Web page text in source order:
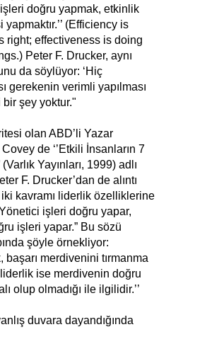
işleri doğru yapmak, etkinlik
(Efficiency is
right; effectiveness is doing
Peter F. Drucker, aynı
da söylüyor: ‘Hiç
gerekenin verimli yapılması
bir şey yoktur."
olan ABD’li Yazar
de ‘’Etkili İnsanların 7
(Varlık Yayınları, 1999) adlı
F. Drucker’dan de alıntı
kavramı liderlik özelliklerine
işleri doğru yapar,
işleri yapar.” Bu sözü
şöyle örnekliyor:
başarı merdivenini tırmanma
ise merdivenin doğru
olup olmadığı ile ilgilidir.’’
duvara dayandığında